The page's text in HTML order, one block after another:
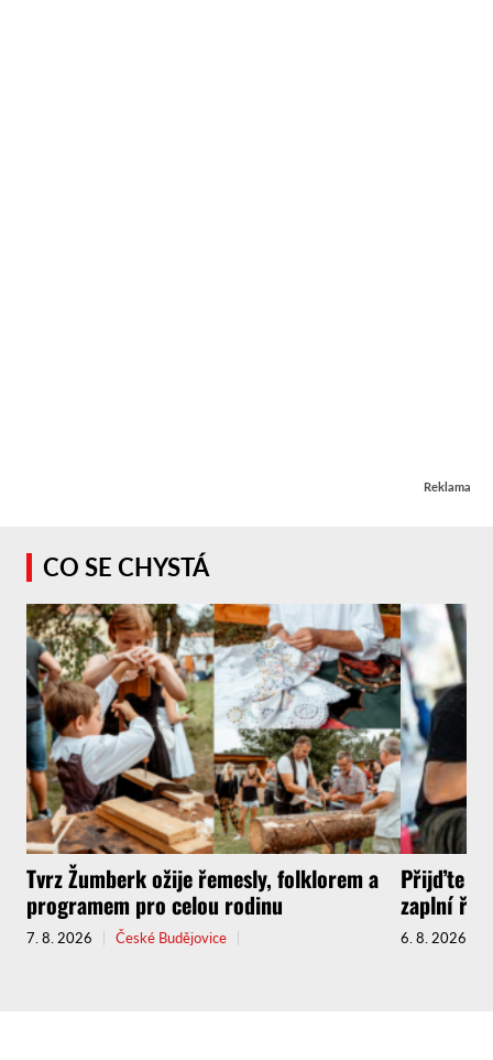
Reklama
CO SE CHYSTÁ
Tvrz Žumberk ožije řemesly, folklorem a
programem pro celou rodinu
7. 8. 2026 České Budějovice
Přijďte
zaplní
6. 8. 2026